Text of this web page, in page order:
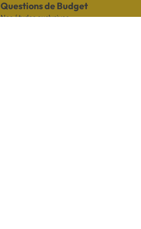
Questions de Budget
Nos études exclusives